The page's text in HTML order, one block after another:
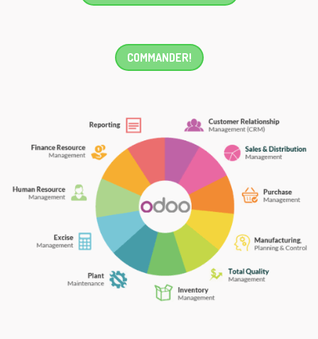
COMMANDER!